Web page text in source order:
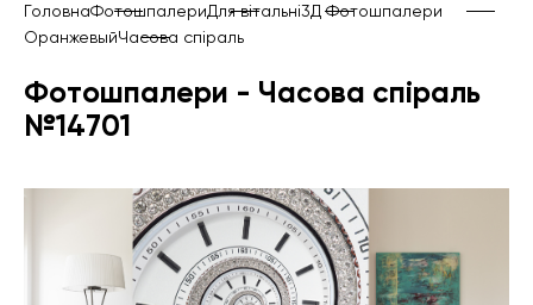
ГоловнаФотошпалериДля вітальні3Д Фотошпалери
ОранжевыйЧасова спіраль
Фотошпалери - Часова спіраль
№14701